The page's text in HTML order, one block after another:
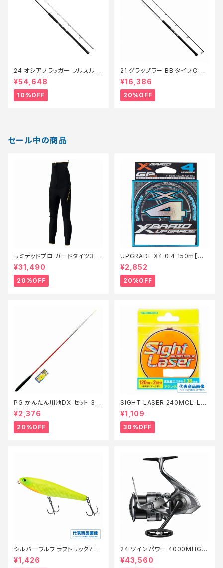
24 オシアプラッガー フルスルッ
トル S710H【継続セール_ロッ
ド】【10】
¥54,648
10%OFF
21 グラップラー BB タイプC S7
10ML【特価ロッド】【20】
¥16,386
20%OFF
セール中の商品
リミテッドプロ ガードタイツ3.0
FI−540X 黒 LB【特価装備】【2
0】
¥31,490
20%OFF
UPGRADE X4 0.4 150m【特
価仕掛】【20】
¥2,852
20%OFF
PG かんたん川池DX セット 36
0【特価セット】【20】
¥2,376
20%OFF
SIGHT LASER 240MCL−L75
Q 橙 0.2【特価仕掛】【30】
¥1,109
30%OFF
シルバーウルフ ラフトリック70Ｆ
【スタッフ永徳浜名湖セレクト】
【10】
¥1,426
24 ツインパワー 4000MHG
【継続セール_リール】【10】
¥43,560